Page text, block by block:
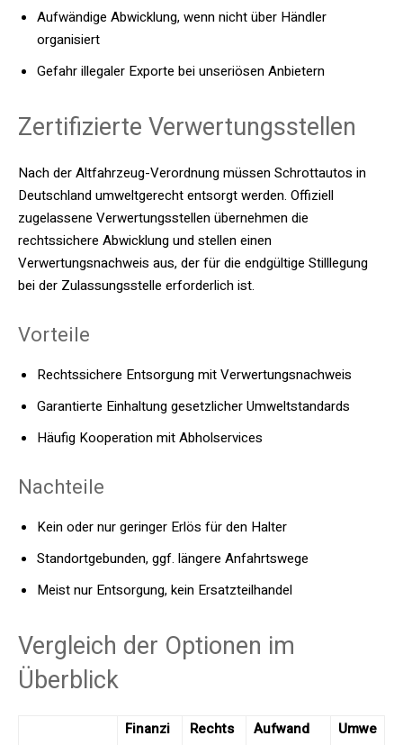
Aufwändige Abwicklung, wenn nicht über Händler
organisiert
Gefahr illegaler Exporte bei unseriösen Anbietern
Zertifizierte Verwertungsstellen
Nach der Altfahrzeug-Verordnung müssen Schrottautos in
Deutschland umweltgerecht entsorgt werden. Offiziell
zugelassene Verwertungsstellen übernehmen die
rechtssichere Abwicklung und stellen einen
Verwertungsnachweis aus, der für die endgültige Stilllegung
bei der Zulassungsstelle erforderlich ist.
Vorteile
Rechtssichere Entsorgung mit Verwertungsnachweis
Garantierte Einhaltung gesetzlicher Umweltstandards
Häufig Kooperation mit Abholservices
Nachteile
Kein oder nur geringer Erlös für den Halter
Standortgebunden, ggf. längere Anfahrtswege
Meist nur Entsorgung, kein Ersatzteilhandel
Vergleich der Optionen im
Überblick
Finanzi
Rechts
Aufwand
Umwe